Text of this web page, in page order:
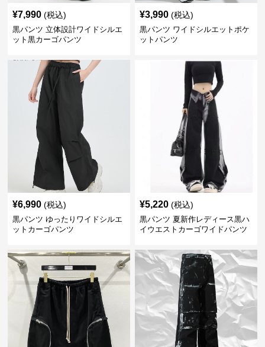
¥7,990 (税込)
黒パンツ 立体設計ワイドシルエ
ット黒カーゴパンツ
¥3,990 (税込)
黒パンツ ワイドシルエットポケ
ットパンツ
¥6,990 (税込)
黒パンツ ゆったりワイドシルエ
ットカーゴパンツ
¥5,220 (税込)
黒パンツ 夏新作レディース黒ハ
イウエストカーゴワイドパンツ